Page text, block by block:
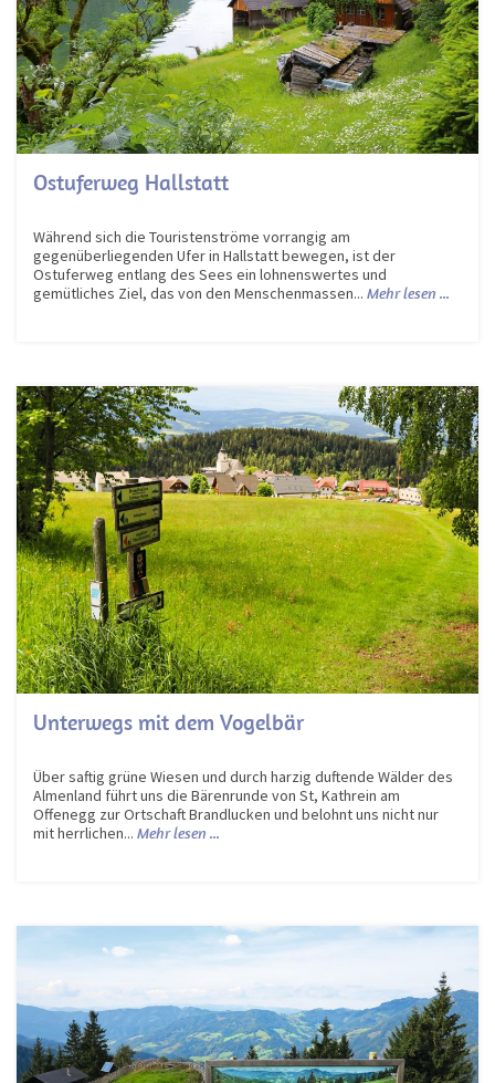
Ostuferweg Hallstatt
Während sich die Touristenströme vorrangig am
gegenüberliegenden Ufer in Hallstatt bewegen, ist der
Ostuferweg entlang des Sees ein lohnenswertes und
gemütliches Ziel, das von den Menschenmassen... Mehr lesen ...
Unterwegs mit dem Vogelbär
Über saftig grüne Wiesen und durch harzig duftende Wälder des
Almenland führt uns die Bärenrunde von St, Kathrein am
Offenegg zur Ortschaft Brandlucken und belohnt uns nicht nur
mit herrlichen... Mehr lesen ...